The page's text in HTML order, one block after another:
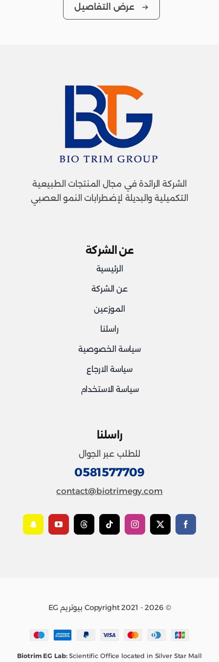
عرض التفاصيل
الشركة الرائدة في مجال المنتجات الطبيعية
التكميلية والبديلة لإضطرابات النمو العصبي
عن الشركة
الرئيسية
عن الشركة
الموزعين
راسلنا
سياسة الخصوصية
سياسة الارجاع
سياسة الاستخدام
راسلنا
للطلب عبر الجوال
0581577709
contact@biotrimegy.com
© Copyright 2021 - 2026 بيوتريم EG
Biotrim EG Lab:Scientific Office located in Silver Star Mall